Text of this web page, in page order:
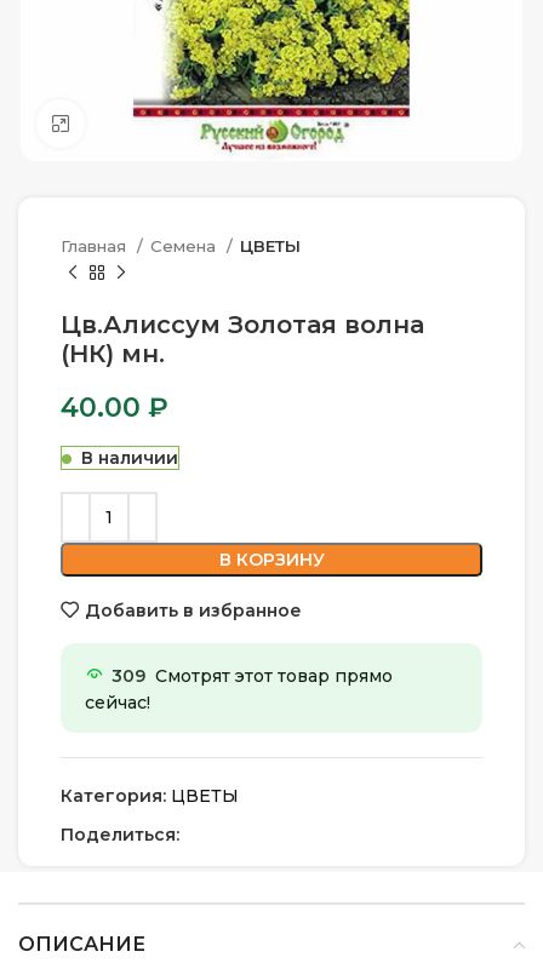
Нажмите, чтобы увеличить
Главная Семена ЦВЕТЫ
Цв.Алиссум Золотая волна
(НК) мн.
40.00 ₽
В наличии
В КОРЗИНУ
Добавить в избранное
309 Смотрят этот товар прямо
сейчас!
Категория: ЦВЕТЫ
Поделиться:
ОПИСАНИЕ